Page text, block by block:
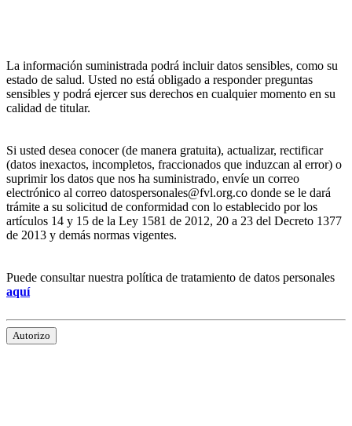
La información suministrada podrá incluir datos sensibles, como su
estado de salud. Usted no está obligado a responder preguntas
sensibles y podrá ejercer sus derechos en cualquier momento en su
calidad de titular.
Si usted desea conocer (de manera gratuita), actualizar, rectificar
(datos inexactos, incompletos, fraccionados que induzcan al error) o
suprimir los datos que nos ha suministrado, envíe un correo
electrónico al correo datospersonales@fvl.org.co donde se le dará
trámite a su solicitud de conformidad con lo establecido por los
artículos 14 y 15 de la Ley 1581 de 2012, 20 a 23 del Decreto 1377
de 2013 y demás normas vigentes.
Puede consultar nuestra política de tratamiento de datos personales
aquí
Autorizo